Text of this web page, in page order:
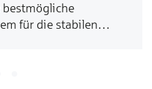
bestmögliche
für die stabilen